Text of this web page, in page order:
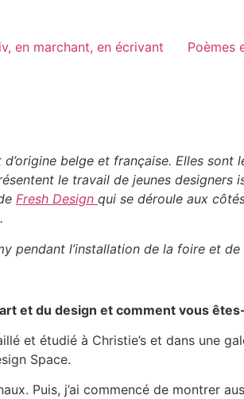
en marchant, en écrivant Poèmes
belge et française. Elles sont
le travail de jeunes designers
Fresh Design qui se déroule aux
pendant l’installation de la foire et
et du design et comment vous
et étudié à Christie’s et dans une
Space.
Puis, j’ai commencé de montrer